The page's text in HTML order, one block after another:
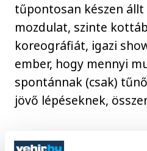
tűpontosan készen
mozdulat, szinte
koreográfiát, igazi
ember, hogy mennyi
spontánnak (csak)
jövő lépéseknek,
Az első katarzis